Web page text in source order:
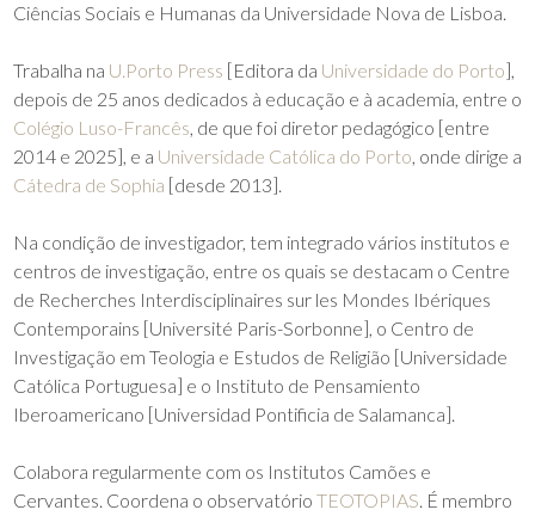
Ciências Sociais e Humanas da Universidade Nova de Lisboa.
Trabalha na U.Porto Press [Editora da Universidade do Porto],
depois de 25 anos dedicados à educação e à academia, entre o
Colégio Luso-Francês, de que foi diretor pedagógico [entre
2014 e 2025], e a Universidade Católica do Porto, onde dirige a
Cátedra de Sophia [desde 2013].
Na condição de investigador, tem integrado vários institutos e
centros de investigação, entre os quais se destacam o Centre
de Recherches Interdisciplinaires sur les Mondes Ibériques
Contemporains [Université Paris-Sorbonne], o Centro de
Investigação em Teologia e Estudos de Religião [Universidade
Católica Portuguesa] e o Instituto de Pensamiento
Iberoamericano [Universidad Pontificia de Salamanca].
Colabora regularmente com os Institutos Camões e
Cervantes. Coordena o observatório TEOTOPIAS. É membro